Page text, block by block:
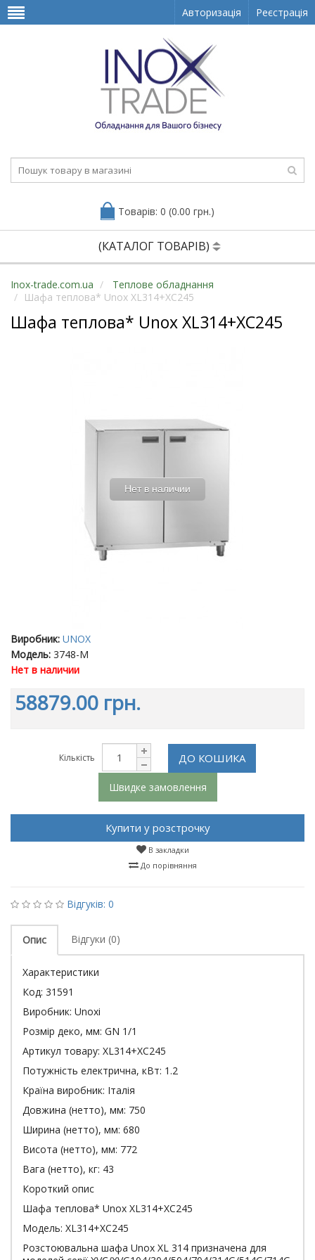
Авторизація Реєстрація
Товарів: 0 (0.00 грн.)
(КАТАЛОГ ТОВАРІВ)
Inox-trade.com.ua
Теплове обладнання
Шафа теплова* Unox XL314+XC245
Шафа теплова* Unox XL314+XC245
Нет в наличии
Виробник: UNOX
Модель: 3748-M
Нет в наличии
58879.00 грн.
Кількість ДО КОШИКА
Швидке замовлення
Купити у розстрочку
В закладки
До порівняння
Відгуків: 0
Опис Відгуки (0)
Характеристики
Код: 31591
Виробник: Unoxi
Розмір деко, мм: GN 1/1
Артикул товару: XL314+XC245
Потужність електрична, кВт: 1.2
Країна виробник: Італія
Довжина (нетто), мм: 750
Ширина (нетто), мм: 680
Висота (нетто), мм: 772
Вага (нетто), кг: 43
Короткий опис
Шафа теплова* Unox XL314+XC245
Модель: XL314+XC245
Розстоювальна шафа Unox XL 314 призначена для